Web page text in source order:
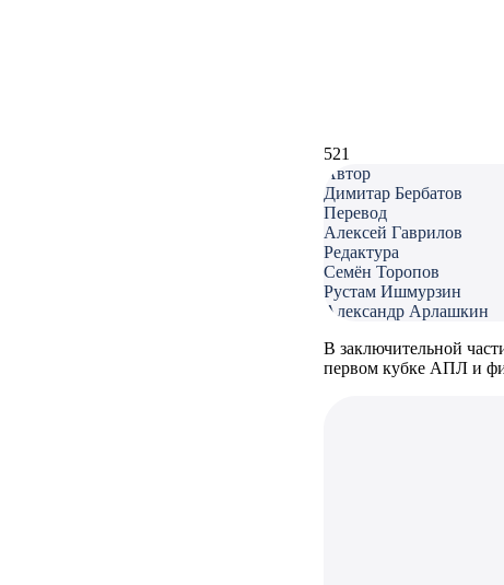
521
Автор
Димитар Бербатов
Перевод
Алексей Гаврилов
Редактура
Семён Торопов
Рустам Ишмурзин
Александр Арлашкин
В заключительной
первом кубке АПЛ и